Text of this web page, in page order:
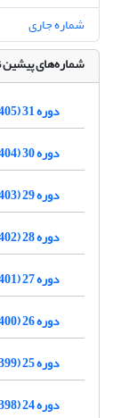
شماره جاری
شماره‌های
دوره 31 (1405)
دوره 30 (1404)
دوره 29 (1403)
دوره 28 (1402)
دوره 27 (1401)
دوره 26 (1400)
دوره 25 (1399)
دوره 24 (1398)